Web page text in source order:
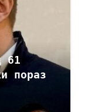
61
пораз